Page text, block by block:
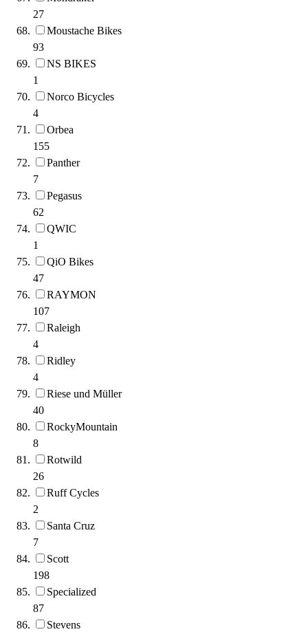
27
Moustache Bikes
93
NS BIKES
1
Norco Bicycles
4
Orbea
155
Panther
7
Pegasus
62
QWIC
1
QiO Bikes
47
RAYMON
107
Raleigh
4
Ridley
4
Riese und Müller
40
RockyMountain
8
Rotwild
26
Ruff Cycles
2
Santa Cruz
7
Scott
198
Specialized
87
Stevens